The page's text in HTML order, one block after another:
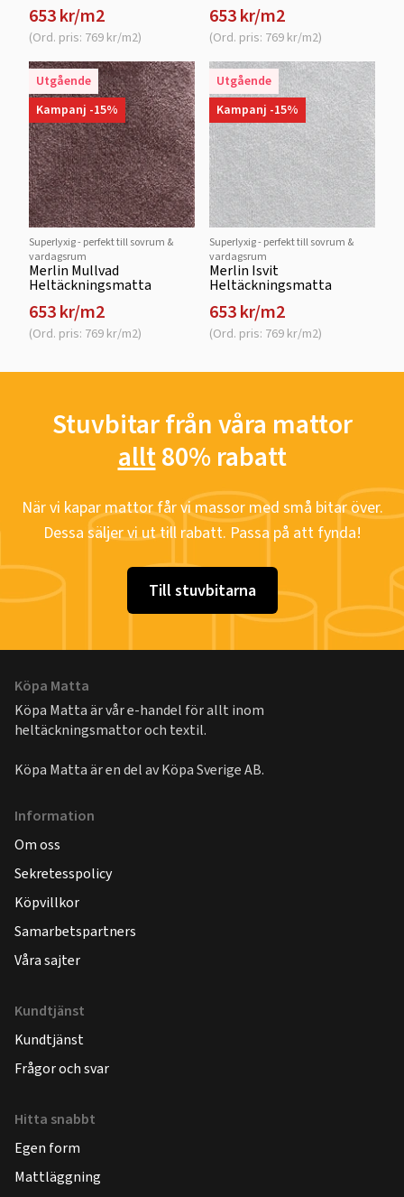
653 kr/m2
(Ord. pris: 769 kr/m2)
653 kr/m2
(Ord. pris: 769 kr/m2)
Utgående
Kampanj -15%
Superlyxig - perfekt till sovrum &
vardagsrum
Merlin Mullvad
Heltäckningsmatta
653 kr/m2
(Ord. pris: 769 kr/m2)
Utgående
Kampanj -15%
Superlyxig - perfekt till sovrum &
vardagsrum
Merlin Isvit
Heltäckningsmatta
653 kr/m2
(Ord. pris: 769 kr/m2)
Stuvbitar från våra mattor
allt80% rabatt
När vi kapar mattor får vi massor med små bitar över.
Dessa säljer vi ut till rabatt. Passa på att fynda!
Till stuvbitarna
Köpa Matta
Köpa Matta är vår e-handel för allt inom
heltäckningsmattor och textil.
Köpa Matta är en del avKöpa Sverige AB.
Information
Om oss
Sekretesspolicy
Köpvillkor
Samarbetspartners
Våra sajter
Kundtjänst
Kundtjänst
Frågor och svar
Hitta snabbt
Egen form
Mattläggning